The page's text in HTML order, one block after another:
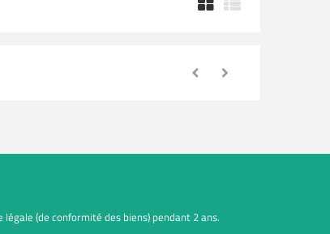
(de conformité des biens) pendant 2 ans.